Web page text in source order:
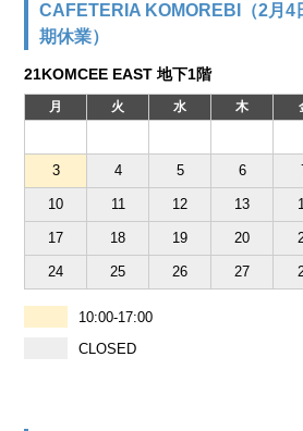
CAFETERIA KOMOREBI（2月4
期休業）
21KOMCEE EAST 地下1階
月 火 水 木
3 4 5 6
10 11 12 13
17 18 19 20
24 25 26 27
10:00-17:00
CLOSED